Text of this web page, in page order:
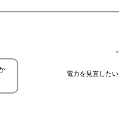
電力を見直したい